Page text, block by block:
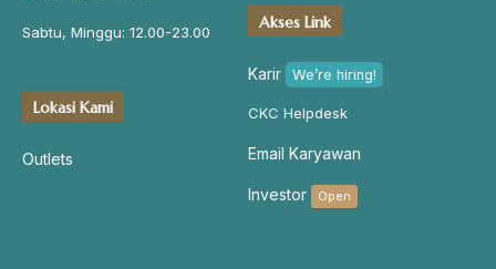
Sabtu, Minggu: 12.00-23.00
Lokasi Kami
Outlets
Akses Link
Karir We’re hiring!
CKC Helpdesk
Email Karyawan
Investor Open